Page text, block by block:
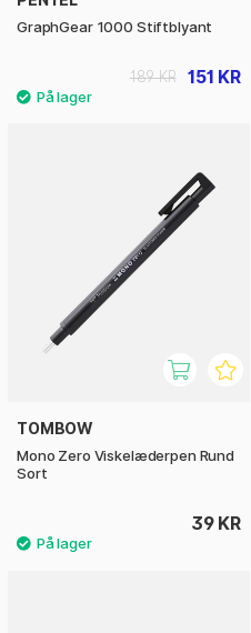
GraphGear 1000 Stiftblyant
151 KR
189 KR
TOMBOW
Mono Zero Viskelæderpen Rund
Sort
39 KR